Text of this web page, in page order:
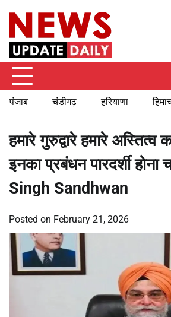
content
पंजाब चंडीगढ़ हरियाणा
हमारे गुरुद्वारे हमारे अस्तित्व
इनका प्रबंधन पारदर्शी होना
Singh Sandhwan
Posted on February 21, 2026